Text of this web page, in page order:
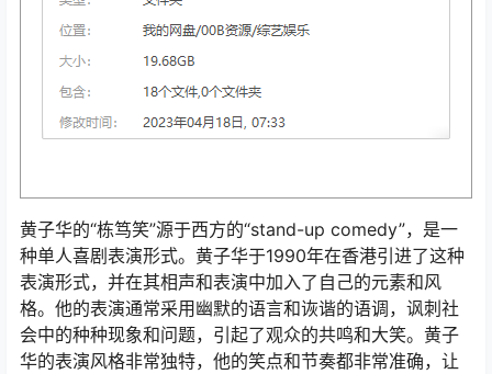
黄子华的“栋笃笑”源于西方的“stand-up comedy”，是一
种单人喜剧表演形式。黄子华于1990年在香港引进了这种
表演形式，并在其相声和表演中加入了自己的元素和风
格。他的表演通常采用幽默的语言和诙谐的语调，讽刺社
会中的种种现象和问题，引起了观众的共鸣和大笑。黄子
华的表演风格非常独特，他的笑点和节奏都非常准确，让